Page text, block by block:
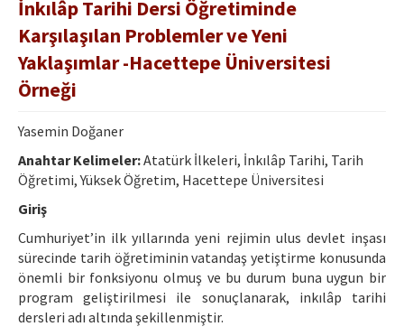
Yayın İlkeleri
Etik İlkeler
Yazar Rehberi
Hakem Rehberi
İletişim
İnkılâp Tarihi Dersi Öğretiminde
Karşılaşılan Problemler ve Yeni
Yaklaşımlar -Hacettepe Üniversitesi
Örneği
Yasemin Doğaner
Anahtar Kelimeler:Atatürk İlkeleri, İnkılâp Tarihi, Tarih
Öğretimi, Yüksek Öğretim, Hacettepe Üniversitesi
Giriş
Cumhuriyet’in ilk yıllarında yeni rejimin ulus devlet inşası
sürecinde tarih öğretiminin vatandaş yetiştirme konusunda
önemli bir fonksiyonu olmuş ve bu durum buna uygun bir
program geliştirilmesi ile sonuçlanarak, inkılâp tarihi
dersleri adı altında şekillenmiştir.